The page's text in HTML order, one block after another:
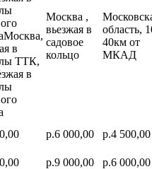
в
ТТК,
в
Москва ,
вьезжая в
садовое
кольцо
область,
40км от
МКАД
р.6 000,00
р.4 500,00
р.9 000,00
р.6 000,00